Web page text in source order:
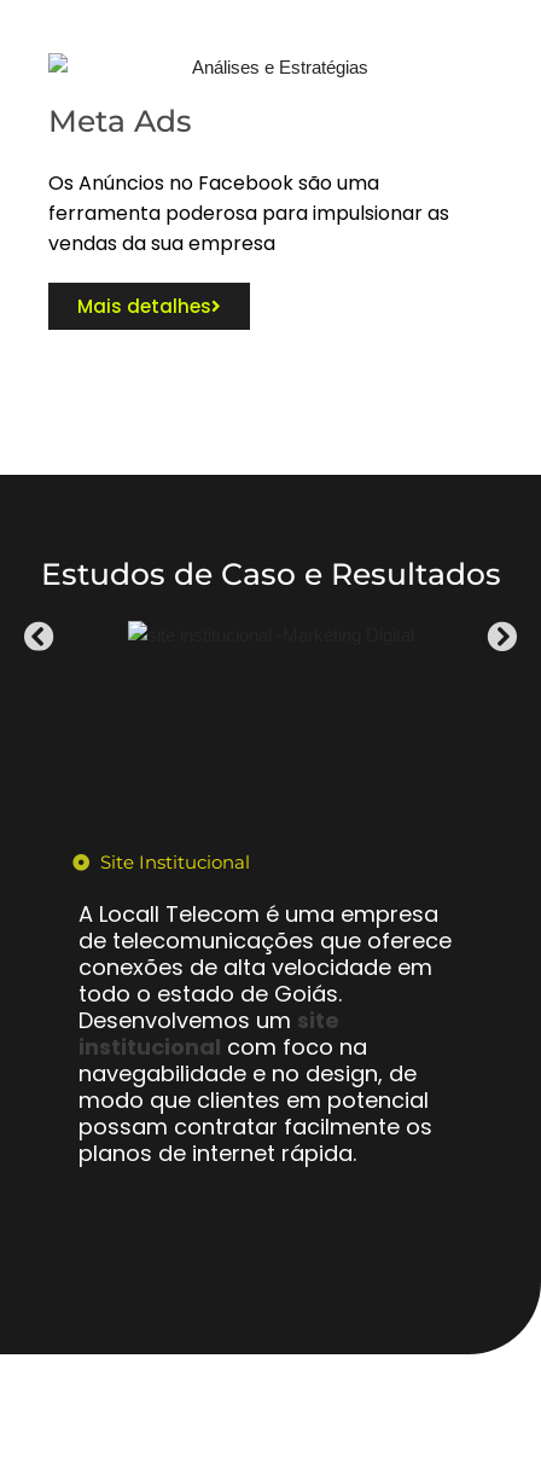
Meta Ads
Os Anúncios no Facebook são uma
ferramenta poderosa para impulsionar as
vendas da sua empresa
Mais detalhes
Estudos de Caso e Resultados
Site Institucional
A Locall Telecom é uma empresa
de telecomunicações que oferece
conexões de alta velocidade em
todo o estado de Goiás.
Desenvolvemos um site
institucional com foco na
navegabilidade e no design, de
modo que clientes em potencial
possam contratar facilmente os
planos de internet rápida.